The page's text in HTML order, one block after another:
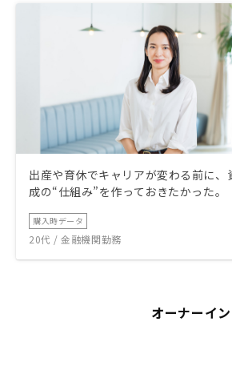
出産や育休でキャリアが変わる前に、
成の“仕組み”を作っておきたかった。
購入時データ
20代 / 金融機関勤務
オーナーイ